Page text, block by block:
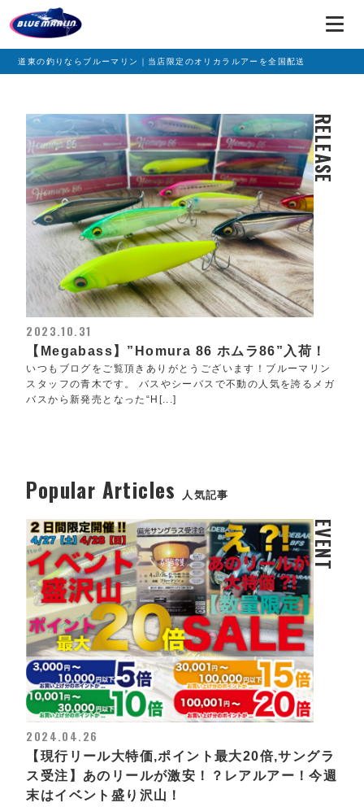
道東の釣りならブルーマリン｜当店限定のオリカラルアーを全国配送
RELEASE
2023.10.31
【Megabass】”Homura 86 ホムラ86”入荷！
いつもブログをご覧頂きありがとうございます！ブルーマリン
スタッフの青木です。 バスやシーバスで不動の人気を誇るメガ
バスから新発売となった“H[...]
Popular Articles 人気記事
EVENT
2024.04.26
【現行リール大特価,ポイント最大20倍,サングラ
ス受注】あのリールが激安！？レアルアー！今週
末はイベント盛り沢山！